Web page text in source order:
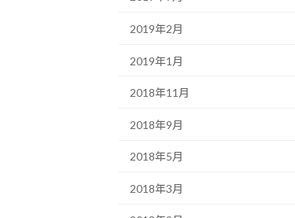
2019年2月
2019年1月
2018年11月
2018年9月
2018年5月
2018年3月